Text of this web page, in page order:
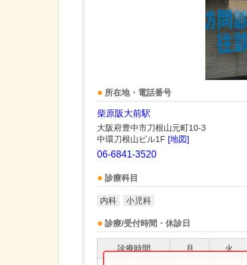
所在地・電話番号
柴原阪大前駅
大阪府豊中市刀根山元町10-3
中環刀根山ビル1F [地図]
06-6841-3520
診療科目
内科 小児科
診療/受付時間・休診日
診療時間 月 火